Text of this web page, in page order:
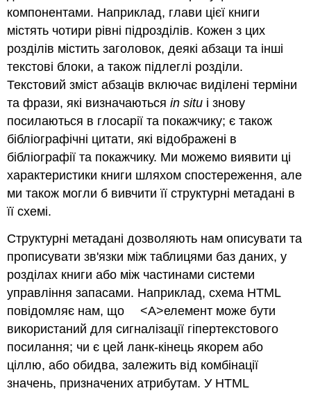
компонентами. Наприклад, глави цієї книги
містять чотири рівні підрозділів. Кожен з цих
розділів містить заголовок, деякі абзаци та інші
текстові блоки, а також підлеглі розділи.
Текстовий зміст абзаців включає виділені терміни
та фрази, які визначаютьсяin situ і знову
посилаються в глосарії та покажчику; є також
бібліографічні цитати, які відображені в
бібліографії та покажчику. Ми можемо виявити ці
характеристики книги шляхом спостереження, але
ми також могли б вивчити її структурні метадані в
її схемі.
Структурні метадані дозволяють нам описувати та
прописувати зв'язки між таблицями баз даних, у
розділах книги або між частинами системи
управління запасами. Наприклад, схема HTML
повідомляє нам, що
<A>елемент може бути
використаний для сигналізації гіпертекстового
посилання; чи є цей ланк-кінець якорем або
ціллю, або обидва, залежить від комбінації
значень, призначених атрибутам. У HTML